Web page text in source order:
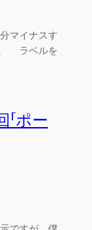
マイナスす
。 ラベルを
ポー